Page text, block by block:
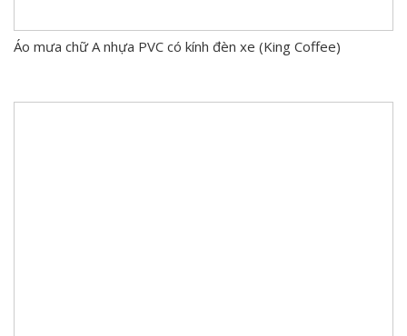
Áo mưa chữ A nhựa PVC có kính đèn xe (King Coffee)